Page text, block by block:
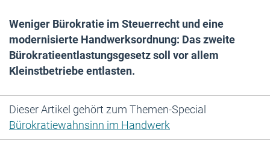
Weniger Bürokratie im Steuerrecht und eine
modernisierte Handwerksordnung: Das zweite
Bürokratieentlastungsgesetz soll vor allem
Kleinstbetriebe entlasten.
Dieser Artikel gehört zum Themen-Special
Bürokratiewahnsinn im Handwerk